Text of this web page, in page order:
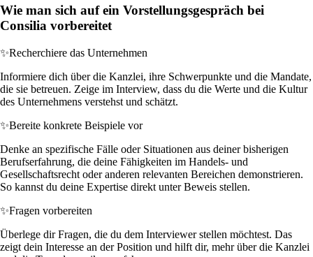
Wie man sich auf ein Vorstellungsgespräch bei
Consilia vorbereitet
✨Recherchiere das Unternehmen
Informiere dich über die Kanzlei, ihre Schwerpunkte und die Mandate,
die sie betreuen. Zeige im Interview, dass du die Werte und die Kultur
des Unternehmens verstehst und schätzt.
✨Bereite konkrete Beispiele vor
Denke an spezifische Fälle oder Situationen aus deiner bisherigen
Berufserfahrung, die deine Fähigkeiten im Handels- und
Gesellschaftsrecht oder anderen relevanten Bereichen demonstrieren.
So kannst du deine Expertise direkt unter Beweis stellen.
✨Fragen vorbereiten
Überlege dir Fragen, die du dem Interviewer stellen möchtest. Das
zeigt dein Interesse an der Position und hilft dir, mehr über die Kanzlei